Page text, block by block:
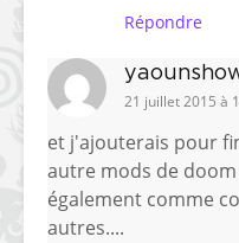
Répondre
21 juillet 2015 à
et j'ajouterais pour
autre mods de
également comme
autres....